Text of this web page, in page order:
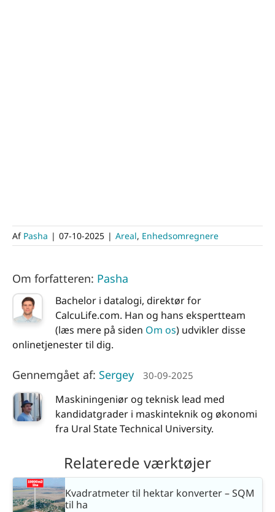
Af Pasha | 07-10-2025 | Areal, Enhedsomregnere
Om forfatteren: Pasha
Bachelor i datalogi, direktør for
CalcuLife.com. Han og hans ekspertteam
(læs mere på siden Om os) udvikler disse
onlinetjenester til dig.
Gennemgået af: Sergey 30-09-2025
Maskiningeniør og teknisk lead med
kandidatgrader i maskinteknik og økonomi
fra Ural State Technical University.
Relaterede værktøjer
Kvadratmeter til hektar konverter – SQM
til ha